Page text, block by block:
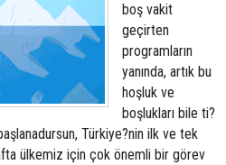
boş vakit
geçirten
programların
yanında, artık bu
hoşluk ve
boşlukları bile ti?
Türkiye?nin ilk ve tek
ülkemiz için çok önemli bir görev